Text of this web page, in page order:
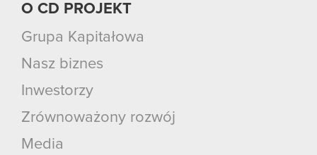
O CD PROJEKT
Grupa Kapitałowa
Nasz biznes
Inwestorzy
Zrównoważony rozwój
Media